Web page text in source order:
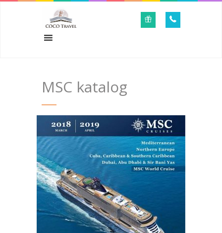
MSC katalog